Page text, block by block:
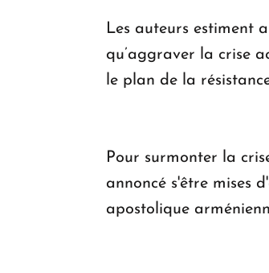
Les auteurs estiment
qu’aggraver la crise
le plan de la
Pour surmonter la
annoncé s'être mises
apostolique